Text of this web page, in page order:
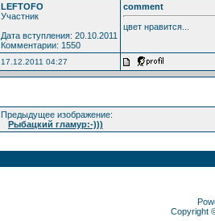
LEFTOFO
Участник
Дата вступления: 20.10.2011
Комментарии: 1550
comment
цвет нравится...
17.12.2011 04:27
Предыдущее изображение:
Рыбацкий гламур:-)))
Copyright